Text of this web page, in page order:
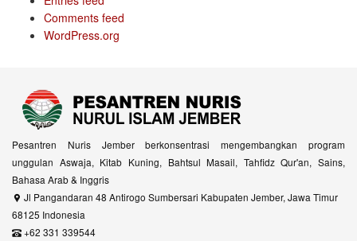
Comments feed
WordPress.org
Pesantren Nuris Jember berkonsentrasi mengembangkan program
unggulan Aswaja, Kitab Kuning, Bahtsul Masail, Tahfidz Qur'an, Sains,
Bahasa Arab & Inggris
Jl Pangandaran 48 Antirogo Sumbersari Kabupaten Jember, Jawa Timur
68125 Indonesia
+62 331 339544